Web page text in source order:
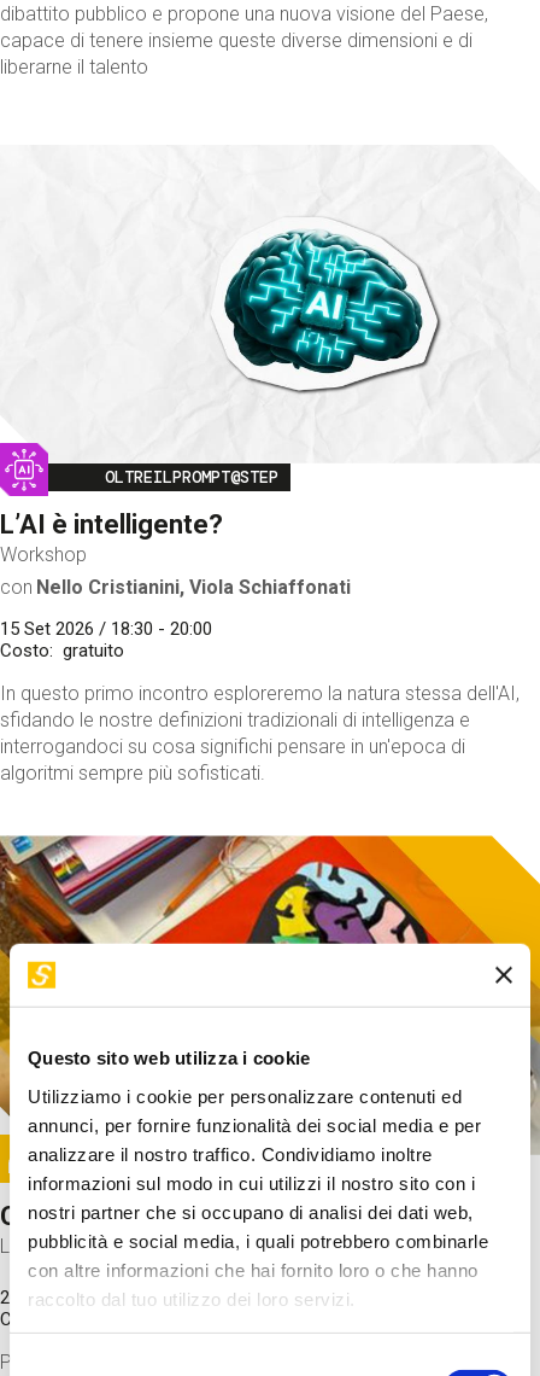
Questo sito web utilizza i cookie
Utilizziamo i cookie per personalizzare contenuti ed
annunci, per fornire funzionalità dei social media e per
analizzare il nostro traffico. Condividiamo inoltre
informazioni sul modo in cui utilizzi il nostro sito con i
nostri partner che si occupano di analisi dei dati web,
pubblicità e social media, i quali potrebbero combinarle
con altre informazioni che hai fornito loro o che hanno
raccolto dal tuo utilizzo dei loro servizi.
Selezione
dibattito pubblico e propone una nuova visione del Paese,
capace di tenere insieme queste diverse dimensioni e di
liberarne il talento
Image
OLTREILPROMPT@STEP
L’AI è intelligente?
Workshop
con Nello Cristianini, Viola Schiaffonati
15 Set 2026 / 18:30 - 20:00
Costo
gratuito
In questo primo incontro esploreremo la natura stessa dell'AI,
sfidando le nostre definizioni tradizionali di intelligenza e
interrogandoci su cosa significhi pensare in un'epoca di
algoritmi sempre più sofisticati.
Image
SUNDAY@STEP
Come funziona il cervello?
Laboratorio
20 Set 2026 / 11:15 - 13:00
Costo
Proveremo a costruire un cervello in cartoncino cercando di